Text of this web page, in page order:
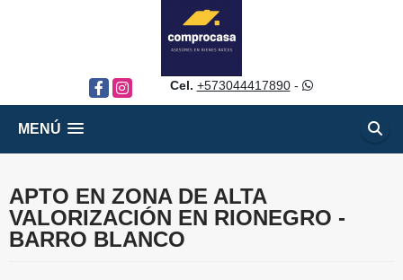
FacebookInstagram Cel. +573044417890-
MENÚ
APTO EN ZONA DE ALTA
VALORIZACIÓN EN RIONEGRO -
BARRO BLANCO